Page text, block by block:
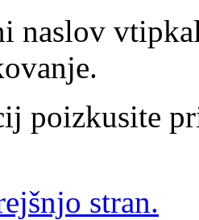
naslov
poizkusite
stran.